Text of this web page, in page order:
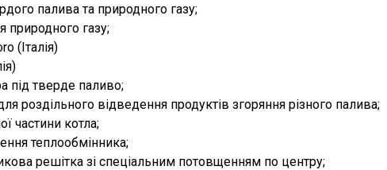
палива та природного газу;
природного газу;
(Італія)
під тверде паливо;
роздільного відведення продуктів згоряння різного палива;
частини котла;
теплообмінника;
решітка зі спеціальним потовщенням по центру;